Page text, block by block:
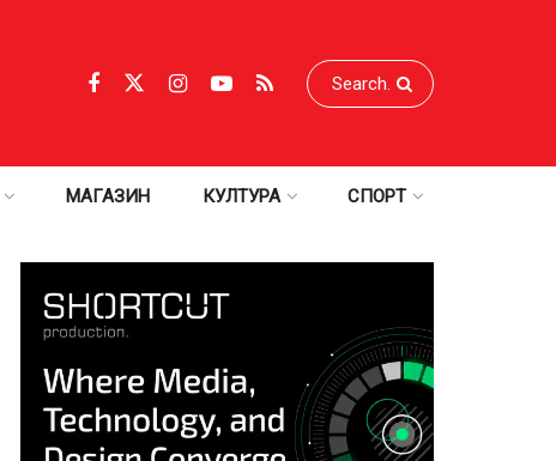
МАГАЗИН КУЛТУРА СПОРТ